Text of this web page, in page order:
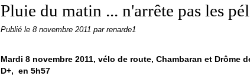
Pluie du matin ... n'arrête pas les
Publié le 8 novembre 2011 par renarde1
Mardi 8 novembre 2011, vélo de route, Chambaran et Drôme
D+, en 5h57